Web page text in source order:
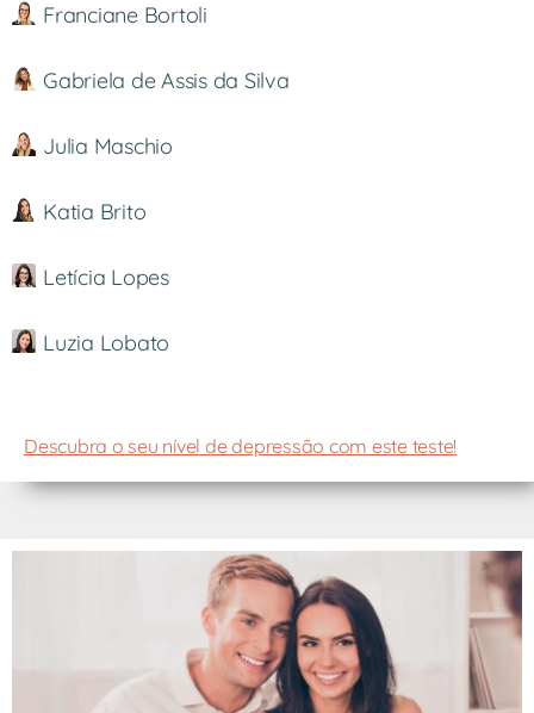
Franciane Bortoli
Gabriela de Assis da Silva
Julia Maschio
Katia Brito
Letícia Lopes
Luzia Lobato
Descubra o seu nível de depressão com este teste!